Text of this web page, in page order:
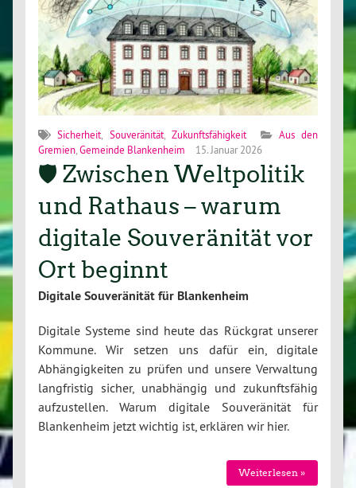
Sicherheit Souveränität,Zukunftsfähigkeit
Aus den
Gremien Gemeinde Blankenheim 15. Januar 2026
🛡️ Zwischen Weltpolitik
und Rathaus – warum
digitale Souveränität vor
Ort beginnt
Digitale Souveränität für Blankenheim
Digitale Systeme sind heute das Rückgrat unserer
Kommune. Wir setzen uns dafür ein, digitale
Abhängigkeiten zu prüfen und unsere Verwaltung
langfristig sicher, unabhängig und zukunftsfähig
aufzustellen. Warum digitale Souveränität für
Blankenheim jetzt wichtig ist, erklären wir hier.
Weiterlesen »